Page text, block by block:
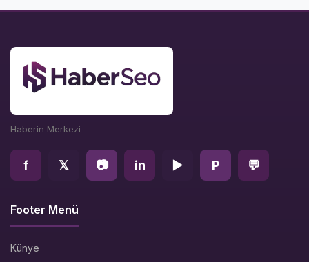
Haberin Merkezi
f 𝕏 📷 in ▶ P 💬
Footer Menü
Künye